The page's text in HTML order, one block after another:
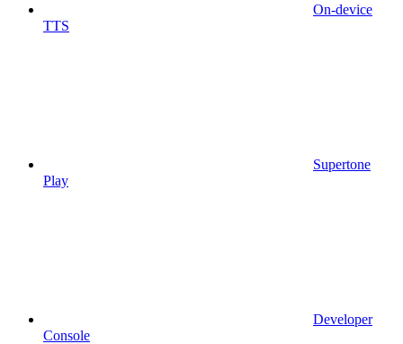
On-device
TTS
Supertone
Play
Developer
Console